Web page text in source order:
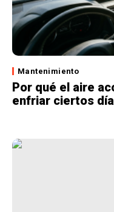
Mantenimiento
Por qué el aire
enfriar ciertos